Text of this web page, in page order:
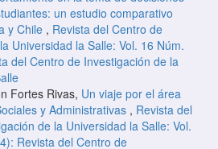
un estudio comparativo
y Chile , Revista del Centro de
Universidad la Salle: Vol. 16 Núm.
del Centro de Investigación de la
Fortes Rivas, Un viaje por el área
y Administrativas , Revista del
de la Universidad la Salle: Vol.
Revista del Centro de